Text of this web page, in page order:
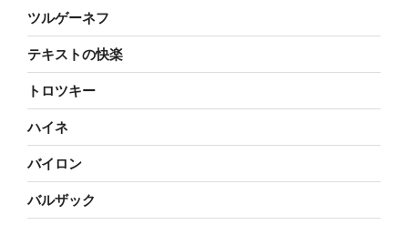
ツルゲーネフ
テキストの快楽
トロツキー
ハイネ
バイロン
バルザック